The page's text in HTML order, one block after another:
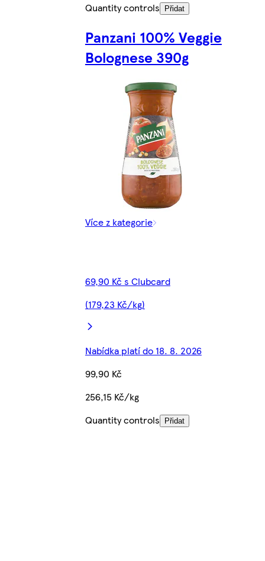
Quantity controls
Přidat
Panzani 100% Veggie
Bolognese 390g
Více z kategorie
69,90 Kč s Clubcard
(179,23 Kč/kg)
Nabídka platí do 18. 8. 2026
99,90 Kč
256,15 Kč/kg
Quantity controls
Přidat